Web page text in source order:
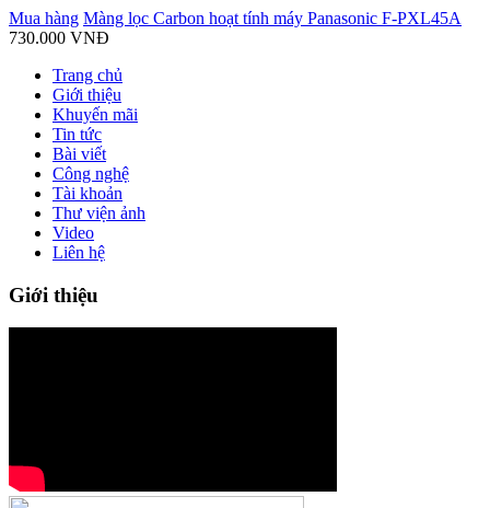
Mua hàng Màng lọc Carbon hoạt tính máy Panasonic F-PXL45A
730.000 VNĐ
Trang chủ
Giới thiệu
Khuyến mãi
Tin tức
Bài viết
Công nghệ
Tài khoản
Thư viện ảnh
Video
Liên hệ
Giới thiệu